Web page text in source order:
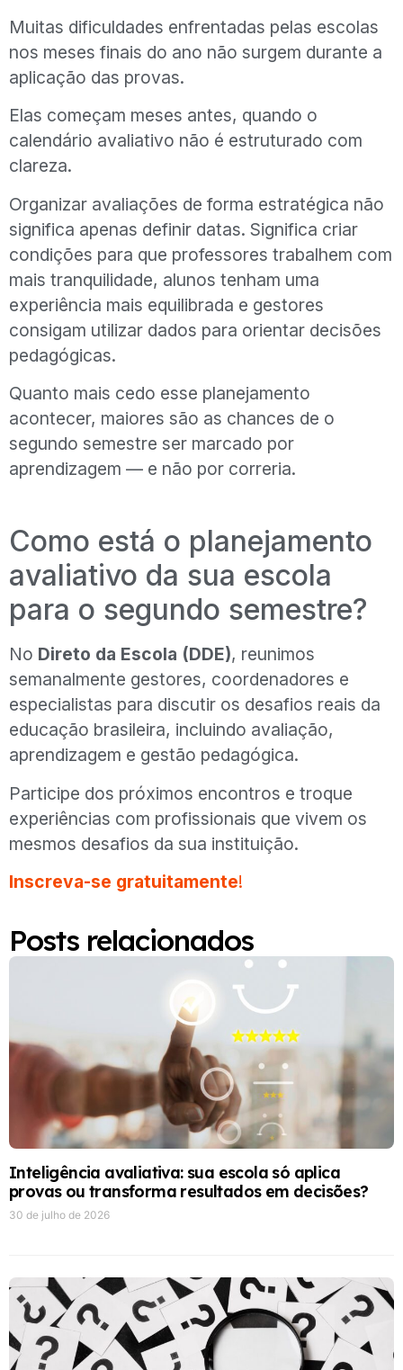
Muitas dificuldades enfrentadas pelas escolas
nos meses finais do ano não surgem durante a
aplicação das provas.
Elas começam meses antes, quando o
calendário avaliativo não é estruturado com
clareza.
Organizar avaliações de forma estratégica não
significa apenas definir datas. Significa criar
condições para que professores trabalhem com
mais tranquilidade, alunos tenham uma
experiência mais equilibrada e gestores
consigam utilizar dados para orientar decisões
pedagógicas.
Quanto mais cedo esse planejamento
acontecer, maiores são as chances de o
segundo semestre ser marcado por
aprendizagem — e não por correria.
Como está o planejamento
avaliativo da sua escola
para o segundo semestre?
No Direto da Escola (DDE), reunimos
semanalmente gestores, coordenadores e
especialistas para discutir os desafios reais da
educação brasileira, incluindo avaliação,
aprendizagem e gestão pedagógica.
Participe dos próximos encontros e troque
experiências com profissionais que vivem os
mesmos desafios da sua instituição.
Inscreva-se gratuitamente!
Posts relacionados
Inteligência avaliativa: sua escola só aplica
provas ou transforma resultados em decisões?
30 de julho de 2026